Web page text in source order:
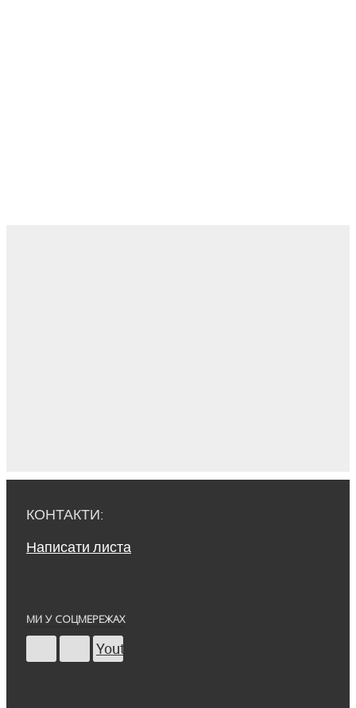
КОНТАКТИ:
Написати листа
МИ У СОЦМЕРЕЖАХ
Youtube